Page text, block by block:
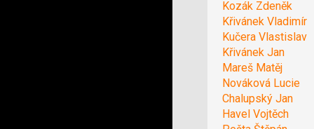
Kozák Zdeněk
Křivánek Vladimír
Kučera Vlastislav
Křivánek Jan
Mareš Matěj
Nováková Lucie
Chalupský Jan
Havel Vojtěch